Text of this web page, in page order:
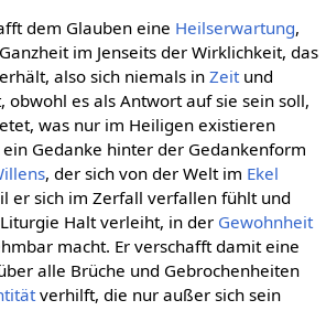
dem Glauben eine Heilserwartung,
im Jenseits der Wirklichkeit, das
also sich niemals in Zeitund
obwohl es als Antwort auf sie sein soll,
was nur im Heiligen existieren
Gedanke hinter der Gedankenform
, der sich von der Welt im Ekel
er sich im Zerfall verfallen fühlt und
Halt verleiht, in der Gewohnheit
macht. Er verschafft damit eine
alle Brüche und Gebrochenheiten
verhilft, die nur außer sich sein